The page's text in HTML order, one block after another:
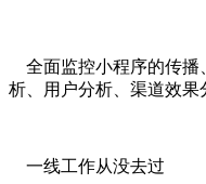
全面监控小程序的传播
析、用户分析、渠道效果
一线工作从没去过